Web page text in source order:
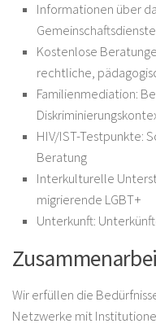
Informationen über
Gemeinschaftsdienste
Kostenlose
rechtliche,
Familienmediation:
HIV/IST-Testpunkte:
Beratung
Interkulturelle
migrierende LGBT+
Unterkunft:
Wir erfüllen die
Netzwerke mit